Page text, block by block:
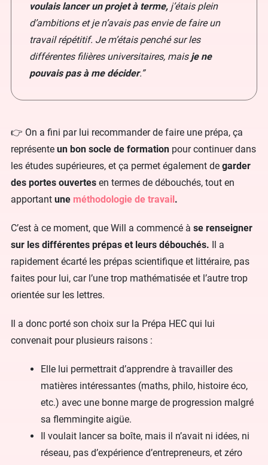
voulais lancer un projet à terme, j’étais plein
d’ambitions et je n’avais pas envie de faire un
travail répétitif. Je m’étais penché sur les
différentes filières universitaires, mais je ne
pouvais pas à me décider.”
👉 On a fini par lui recommander de faire une prépa, ça
représente un bon socle de formation pour continuer dans
les études supérieures, et ça permet également de garder
des portes ouvertes en termes de débouchés, tout en
apportant une méthodologie de travail.
C’est à ce moment, que Will a commencé à se renseigner
sur les différentes prépas et leurs débouchés. Il a
rapidement écarté les prépas scientifique et littéraire, pas
faites pour lui, car l’une trop mathématisée et l’autre trop
orientée sur les lettres.
Il a donc porté son choix sur la Prépa HEC qui lui
convenait pour plusieurs raisons :
Elle lui permettrait d’apprendre à travailler des
matières intéressantes (maths, philo, histoire éco,
etc.) avec une bonne marge de progression malgré
sa flemmingite aigüe.
Il voulait lancer sa boîte, mais il n’avait ni idées, ni
réseau, pas d’expérience d’entrepreneurs, et zéro